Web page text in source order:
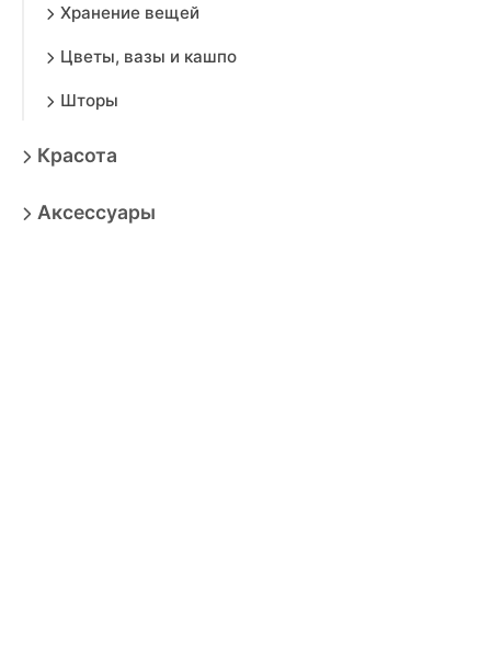
Хранение вещей
Цветы, вазы и кашпо
Шторы
Красота
Аксессуары